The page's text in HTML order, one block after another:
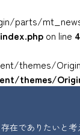
on line
themes/
themes/
在でありたいと